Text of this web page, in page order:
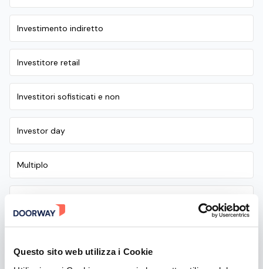
Questo sito web utilizza i Cookie
Investimento indiretto
Investitore retail
Investitori sofisticati e non
Investor day
Multiplo